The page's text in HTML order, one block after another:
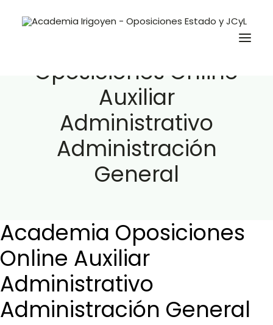
Trabaja con nosotros
BuscaOpos 🔎
Aula virtual
Login / Register
Oposiciones Online
Auxiliar
Administrativo
Administración
General
Academia Oposiciones
Online Auxiliar
Administrativo
Administración General